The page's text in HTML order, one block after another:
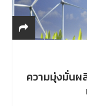
ความมุ่งมั่นผ